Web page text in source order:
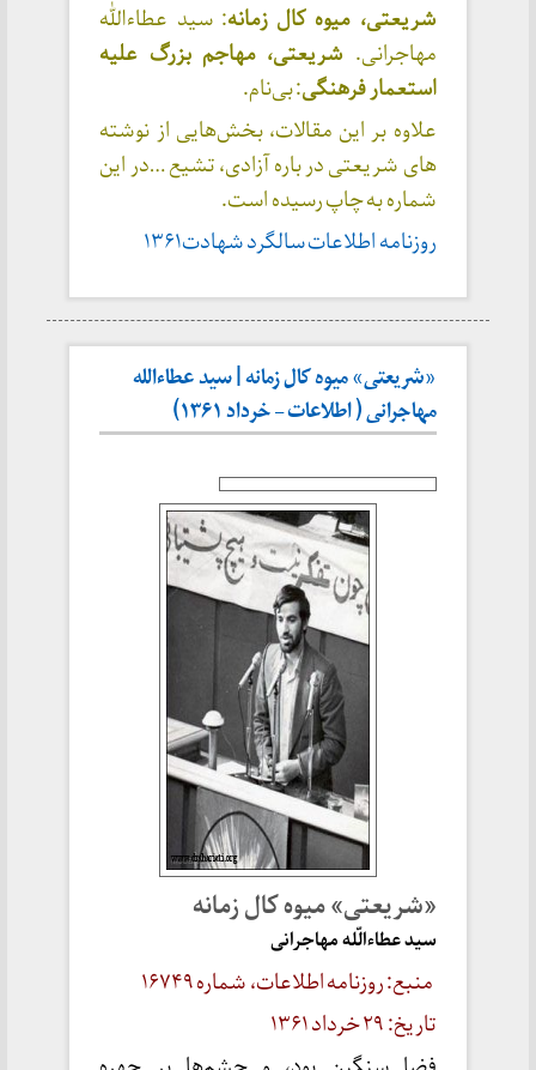
شریعتی، میوه کال زمانه: سید عطاءالله
مهاجرانی. شریعتی، مهاجم بزرگ علیه
استعمار فرهنگی: بی‌نام.
علاوه بر این مقالات، بخش‌هایی از نوشته
های شریعتی در باره آزادی، تشیع …در این
شماره به چاپ رسیده است.
روزنامه اطلاعات سالگرد شهادت۱۳۶۱
«شریعتی» میوه کال زمانه | سید عطاءالله
مهاجرانی ( اطلاعات – خرداد ۱۳۶۱)
«شریعتی» میوه کال زمانه
سید عطاءالّله مهاجرانی
منبع: روزنامه اطلاعات، شماره ۱۶۷۴۹
تاریخ: ۲۹ خرداد ۱۳۶۱